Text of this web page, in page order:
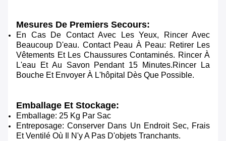
Mesures De Premiers Secours:
En Cas De Contact Avec Les Yeux, Rincer Avec
Beaucoup D'eau. Contact Peau À Peau: Retirer Les
Vêtements Et Les Chaussures Contaminés. Rincer À
L'eau Et Au Savon Pendant 15 Minutes.Rincer La
Bouche Et Envoyer À L'hôpital Dès Que Possible.
Emballage Et Stockage:
Emballage: 25 Kg Par Sac
Entreposage: Conserver Dans Un Endroit Sec, Frais
Et Ventilé Où Il N'y A Pas D'objets Tranchants.